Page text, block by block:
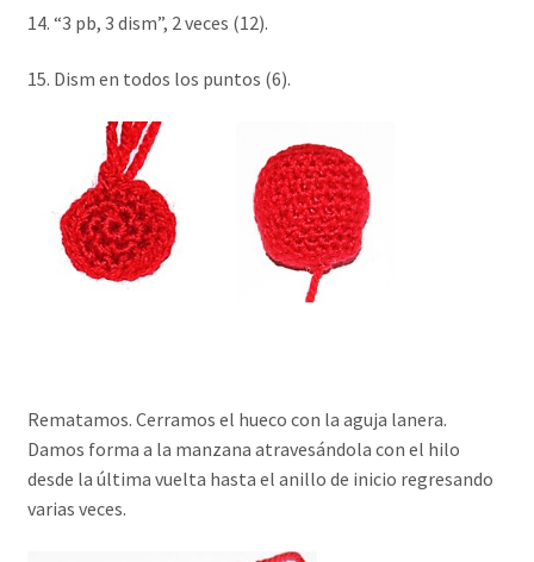
14. “3 pb, 3 dism”, 2 veces (12).
15. Dism en todos los puntos (6).
Rematamos. Cerramos el hueco con la aguja lanera.
Damos forma a la manzana atravesándola con el hilo
desde la última vuelta hasta el anillo de inicio regresando
varias veces.